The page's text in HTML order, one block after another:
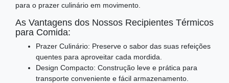
para o prazer culinário em movimento.
As Vantagens dos Nossos Recipientes Térmicos
para Comida:
Prazer Culinário: Preserve o sabor das suas refeições
quentes para aproveitar cada mordida.
Design Compacto: Construção leve e prática para
transporte conveniente e fácil armazenamento.